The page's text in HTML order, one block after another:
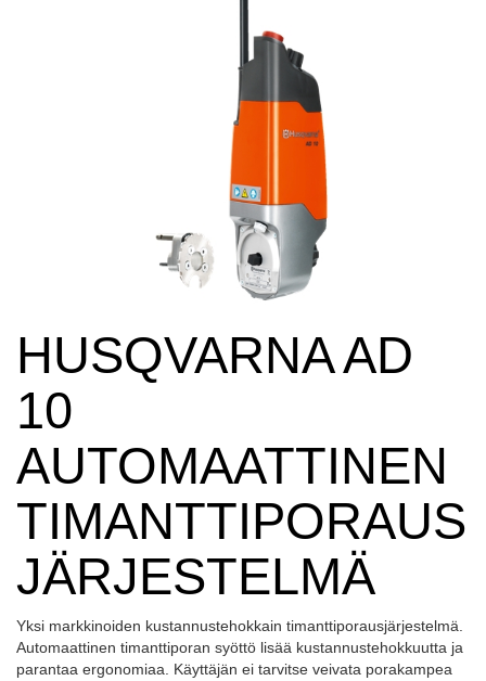
HUSQVARNA AD
10
AUTOMAATTINEN
TIMANTTIPORAUS
JÄRJESTELMÄ
Yksi markkinoiden kustannustehokkain timanttiporausjärjestelmä.
Automaattinen timanttiporan syöttö lisää kustannustehokkuutta ja
parantaa ergonomiaa. Käyttäjän ei tarvitse veivata porakampea